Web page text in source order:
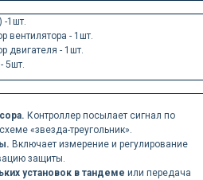
-1шт.
вентилятора - 1шт.
двигателя - 1шт.
5шт.
Контроллер посылает сигнал по
«звезда-треугольник».
Включает измерение и регулирование
защиты.
установок в тандеме или передача